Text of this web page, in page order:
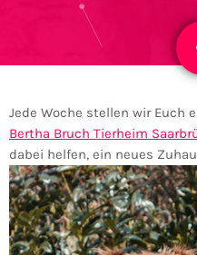
Jede Woche stellen wir Euch
Bertha Bruch Tierheim
dabei helfen, ein neues